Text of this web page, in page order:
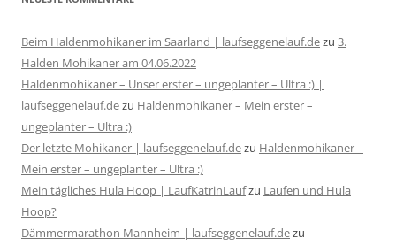
Beim Haldenmohikaner im Saarland | laufseggenelauf.dezu 3.
Halden Mohikaner am 04.06.2022
Haldenmohikaner – Unser erster – ungeplanter – Ultra :) |
laufseggenelauf.dezu Haldenmohikaner – Mein erster –
ungeplanter – Ultra :)
Der letzte Mohikaner | laufseggenelauf.dezu Haldenmohikaner –
Mein erster – ungeplanter – Ultra :)
Mein tägliches Hula Hoop | LaufKatrinLaufzu Laufen und Hula
Hoop?
Dämmermarathon Mannheim | laufseggenelauf.dezu